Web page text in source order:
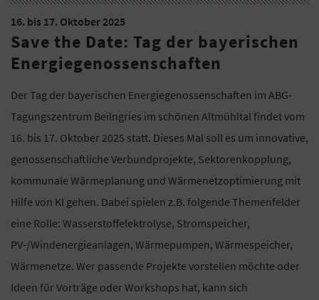
16. bis 17. Oktober 2025
Save the Date: Tag der bayerischen
Energiegenossenschaften
Der Tag der bayerischen Energiegenossenschaften im ABG-
Tagungszentrum Beilngries im schönen Altmühltal findet vom
16. bis 17. Oktober 2025 statt. Dieses Mal soll es um innovative,
genossenschaftliche Verbundprojekte, Sektorenkopplung,
kommunale Wärmeplanung und Wärmenetzoptimierung mit
Hilfe von KI gehen. Dabei spielen z.B. folgende Themenfelder
eine Rolle: Wasserstoffelektrolyse, Stromspeicher,
PV-/Windenergieanlagen, Wärmepumpen, Wärmespeicher,
Wärmenetze. Wer passende Projekte vorstellen möchte oder
Ideen für Vorträge oder Workshops hat, kann sich